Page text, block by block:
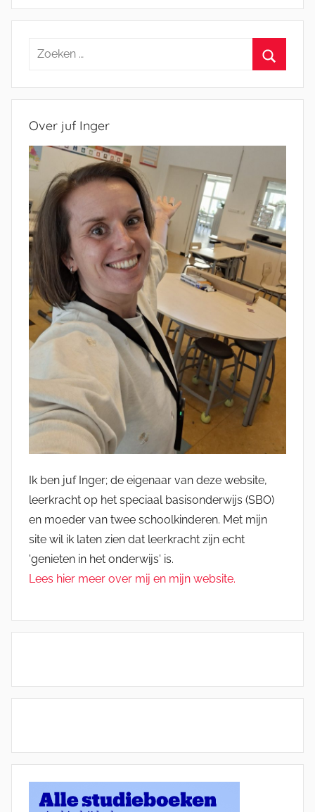
Zoeken
Over juf Inger
Ik ben juf Inger; de eigenaar van deze website,
leerkracht op het speciaal basisonderwijs (SBO)
en moeder van twee schoolkinderen. Met mijn
site wil ik laten zien dat leerkracht zijn echt
'genieten in het onderwijs' is.
Lees hier meer over mij en mijn website.